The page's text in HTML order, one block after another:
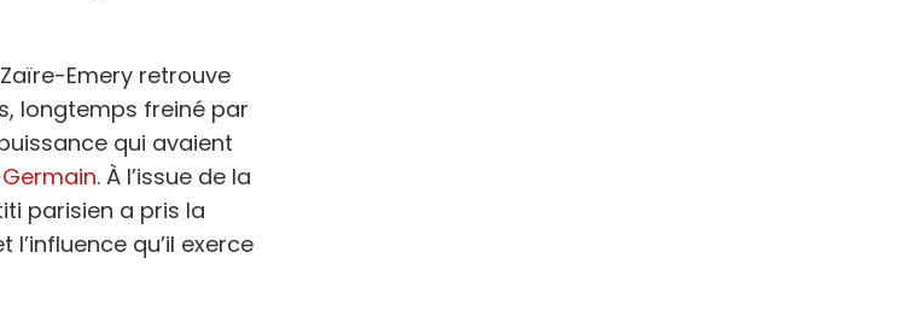
Emery retrouve
longtemps freiné par
qui avaient
. À l’issue de la
parisien a pris la
qu’il exerce